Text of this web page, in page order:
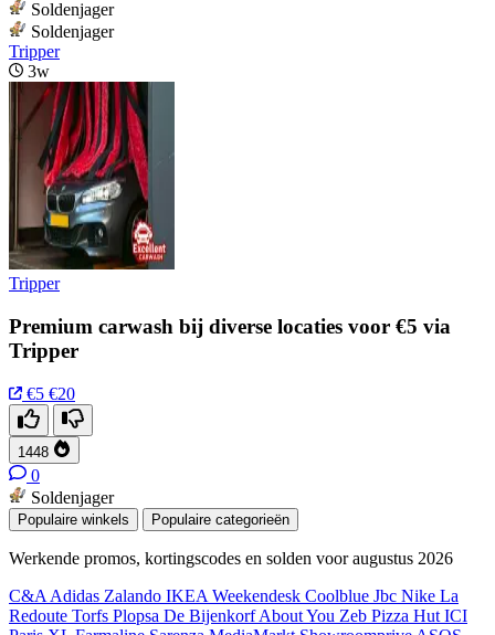
Soldenjager
Soldenjager
Tripper
3w
Tripper
Premium carwash bij diverse locaties voor €5 via
Tripper
€5 €20
1448
0
Soldenjager
Populaire winkels Populaire categorieën
Werkende promos, kortingscodes en solden voor augustus 2026
C&A Adidas Zalando IKEA Weekendesk Coolblue Jbc Nike La
Redoute Torfs Plopsa De BijenkorfAbout You Zeb Pizza Hut ICI